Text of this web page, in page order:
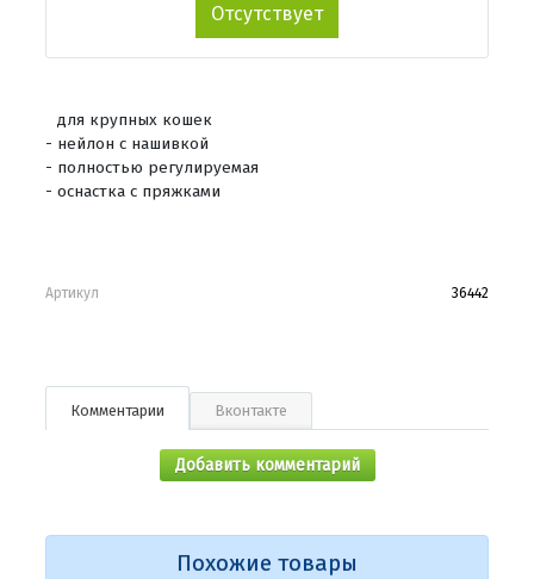
Отсутствует
для крупных кошек
- нейлон с нашивкой
- полностью регулируемая
- оснастка с пряжками
Артикул 36442
Комментарии Вконтакте
Добавить комментарий
Похожие товары